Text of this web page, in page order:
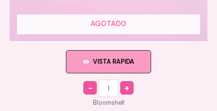
AGOTADO
VISTA RAPIDA
Quantity
Bloomshell